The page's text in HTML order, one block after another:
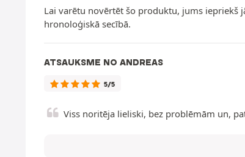
Lai varētu novērtēt šo produktu, jums iepriekš
hronoloģiskā secībā.
ATSAUKSME NO ANDREAS
5/5
Viss noritēja lieliski, bez problēmām un,